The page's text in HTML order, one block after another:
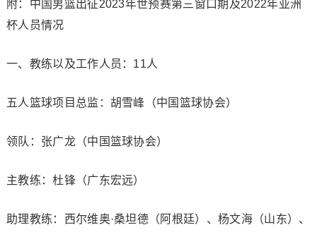
附：中国男篮出征2023年世预赛第三窗口期及2022年亚洲
杯人员情况
一、教练以及工作人员：11人
五人篮球项目总监：胡雪峰（中国篮球协会）
领队：张广龙（中国篮球协会）
主教练：杜锋（广东宏远）
助理教练：西尔维奥·桑坦德（阿根廷）、杨文海（山东）、